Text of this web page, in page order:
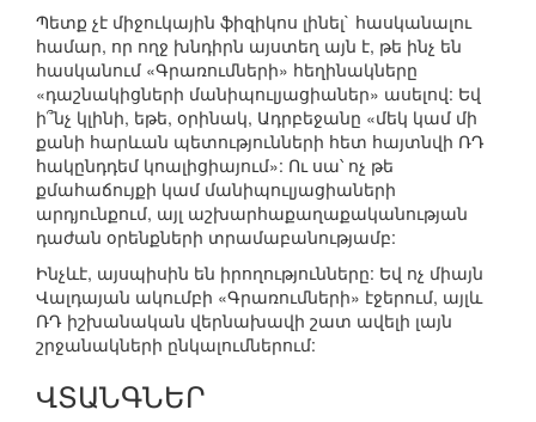
Պետք չէ միջուկային ֆիզիկոս լինել` հասկանալու
համար, որ ողջ խնդիրն այստեղ այն է, թե ինչ են
հասկանում «Գրառումների» հեղինակները
«դաշնակիցների մանիպուլյացիաներ» ասելով: Եվ
ի՞նչ կլինի, եթե, օրինակ, Ադրբեջանը «մեկ կամ մի
քանի հարևան պետությունների հետ հայտնվի ՌԴ
հակընդդեմ կոալիցիայում»: Ու սա՝ ոչ թե
քմահաճույքի կամ մանիպուլյացիաների
արդյունքում, այլ աշխարհաքաղաքականության
դաժան օրենքների տրամաբանությամբ:
Ինչևէ, այսպիսին են իրողությունները: Եվ ոչ միայն
Վալդայան ակումբի «Գրառումների» էջերում, այլև
ՌԴ իշխանական վերնախավի շատ ավելի լայն
շրջանակների ընկալումներում:
ՎՏԱՆԳՆԵՐ